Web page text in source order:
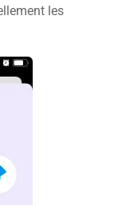
les